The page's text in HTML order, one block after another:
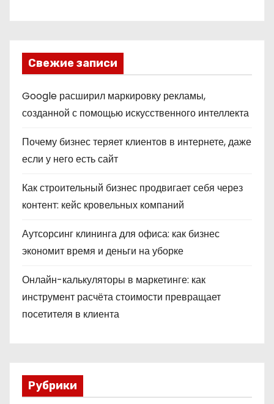
Свежие записи
Google расширил маркировку рекламы,
созданной с помощью искусственного интеллекта
Почему бизнес теряет клиентов в интернете, даже
если у него есть сайт
Как строительный бизнес продвигает себя через
контент: кейс кровельных компаний
Аутсорсинг клининга для офиса: как бизнес
экономит время и деньги на уборке
Онлайн-калькуляторы в маркетинге: как
инструмент расчёта стоимости превращает
посетителя в клиента
Рубрики